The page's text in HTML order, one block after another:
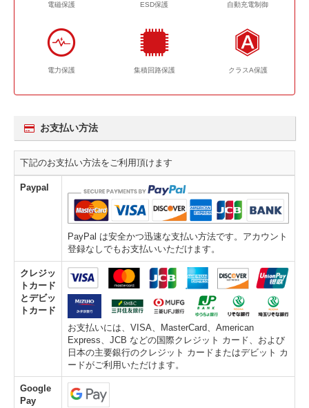
電磁保護 ESD保護 自動充電制御
電力保護 集積回路保護 クラスA保護
お支払い方法
下記のお支払い方法をご利用頂けます
Paypal
PayPal は安全かつ迅速な支払い方法です。アカウント
登録なしでもお支払いいただけます。
クレジッ
トカード
とデビッ
トカード
お支払いには、VISA、MasterCard、American
Express、JCB などの国際クレジット カード、および
日本の主要銀行のクレジット カードまたはデビット カ
ードがご利用いただけます。
Google
Pay